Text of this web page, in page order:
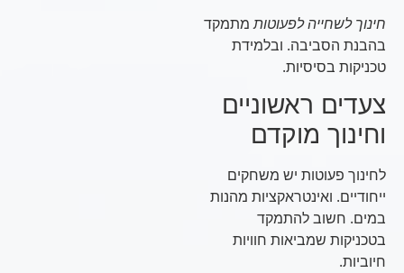
חינוך לשחייה לפעוטותמתמקד
בהבנת הסביבה. ובלמידת
טכניקות בסיסיות.
צעדים ראשוניים
וחינוך מוקדם
לחינוך פעוטות יש משחקים
ייחודיים. ואינטראקציות מהנות
במים. חשוב להתמקד
בטכניקות שמביאות חוויות
חיוביות.